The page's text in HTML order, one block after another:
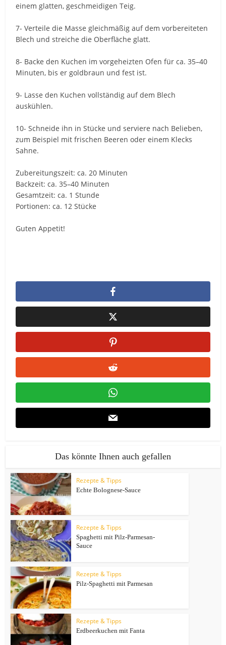
einem glatten, geschmeidigen Teig.
7- Verteile die Masse gleichmäßig auf dem vorbereiteten
Blech und streiche die Oberfläche glatt.
8- Backe den Kuchen im vorgeheizten Ofen für ca. 35–40
Minuten, bis er goldbraun und fest ist.
9- Lasse den Kuchen vollständig auf dem Blech
auskühlen.
10- Schneide ihn in Stücke und serviere nach Belieben,
zum Beispiel mit frischen Beeren oder einem Klecks
Sahne.
Zubereitungszeit: ca. 20 Minuten
Backzeit: ca. 35–40 Minuten
Gesamtzeit: ca. 1 Stunde
Portionen: ca. 12 Stücke
Guten Appetit!
Das könnte Ihnen auch gefallen
Rezepte & Tipps
Echte Bolognese-Sauce
Rezepte & Tipps
Spaghetti mit Pilz-Parmesan-
Sauce
Rezepte & Tipps
Pilz-Spaghetti mit Parmesan
Rezepte & Tipps
Erdbeerkuchen mit Fanta